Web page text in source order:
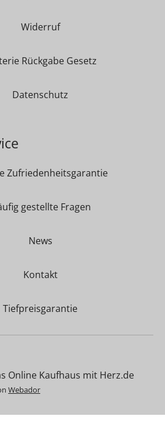
Widerruf
Rückgabe Gesetz
Datenschutz
Zufriedenheitsgarantie
gestellte Fragen
News
Kontakt
Tiefpreisgarantie
Online Kaufhaus mit Herz.de
Webador